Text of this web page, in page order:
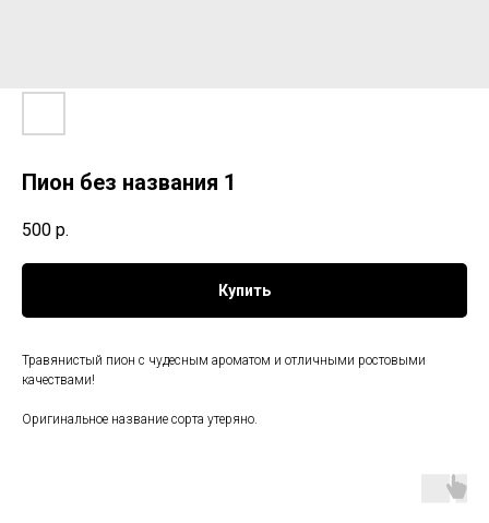
Пион без названия 1
500 р.
Купить
Травянистый пион с чудесным ароматом и отличными ростовыми
качествами!
Оригинальное название сорта утеряно.